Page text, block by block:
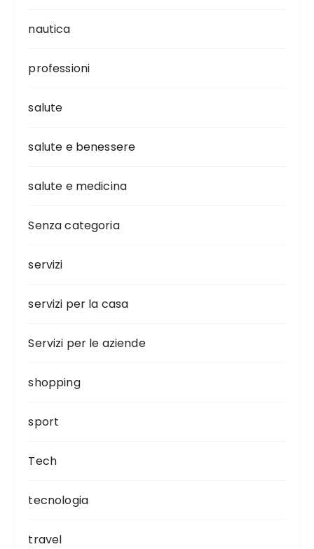
nautica
professioni
salute
salute e benessere
salute e medicina
Senza categoria
servizi
servizi per la casa
Servizi per le aziende
shopping
sport
Tech
tecnologia
travel